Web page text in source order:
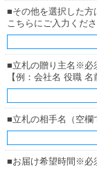
■その他を選択した方
こちらにご入力くだ
■立札の贈り主名※必
【例：会社名 役職 名
■立札の相手名（空欄
■お届け希望時間※必